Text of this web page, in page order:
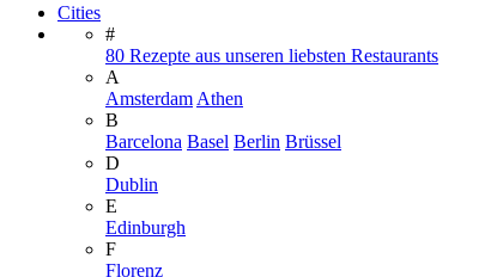
Cities
#
80 Rezepte aus unseren liebsten Restaurants
A
Amsterdam Athen
B
Barcelona Basel Berlin Brüssel
D
Dublin
E
Edinburgh
F
Florenz